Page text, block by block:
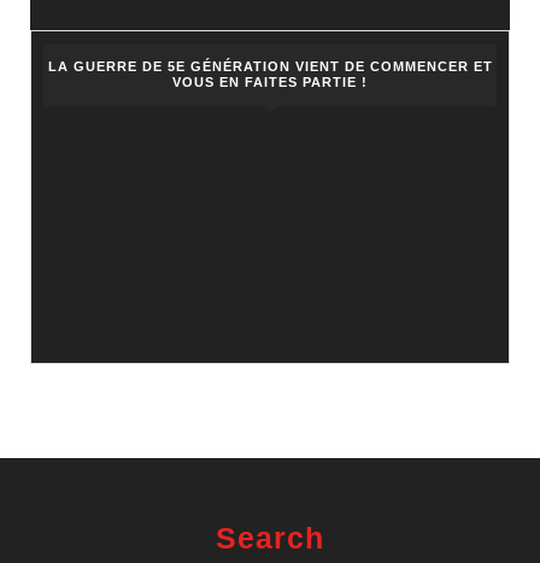
LA GUERRE DE 5E GÉNÉRATION VIENT DE COMMENCER ET
VOUS EN FAITES PARTIE !
Search